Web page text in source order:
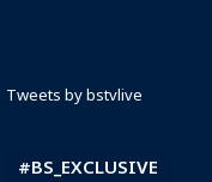
Tweets by bstvlive
#BS_EXCLUSIVE